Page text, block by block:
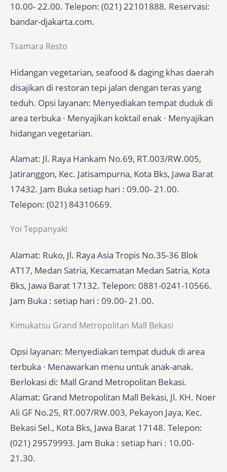
10.00- 22.00. Telepon: (021) 22101888. Reservasi:
bandar-djakarta.com.
Tsamara Resto
Hidangan vegetarian, seafood & daging khas daerah
disajikan di restoran tepi jalan dengan teras yang
teduh. Opsi layanan: Menyediakan tempat duduk di
area terbuka · Menyajikan koktail enak · Menyajikan
hidangan vegetarian.
Alamat: Jl. Raya Hankam No.69, RT.003/RW.005,
Jatiranggon, Kec. Jatisampurna, Kota Bks, Jawa Barat
17432. Jam Buka setiap hari : 09.00- 21.00.
Telepon: (021) 84310669.
Yoi Teppanyaki
Alamat: Ruko, Jl. Raya Asia Tropis No.35-36 Blok
AT17, Medan Satria, Kecamatan Medan Satria, Kota
Bks, Jawa Barat 17132. Telepon: 0881-0241-10566.
Jam Buka : setiap hari : 09.00- 21.00.
Kimukatsu Grand Metropolitan Mall Bekasi
Opsi layanan: Menyediakan tempat duduk di area
terbuka · Menawarkan menu untuk anak-anak.
Berlokasi di: Mall Grand Metropolitan Bekasi.
Alamat: Grand Metropolitan Mall Bekasi, Jl. KH. Noer
Ali GF No.25, RT.007/RW.003, Pekayon Jaya, Kec.
Bekasi Sel., Kota Bks, Jawa Barat 17148. Telepon:
(021) 29579993. Jam Buka : setiap hari : 10.00-
21.30.